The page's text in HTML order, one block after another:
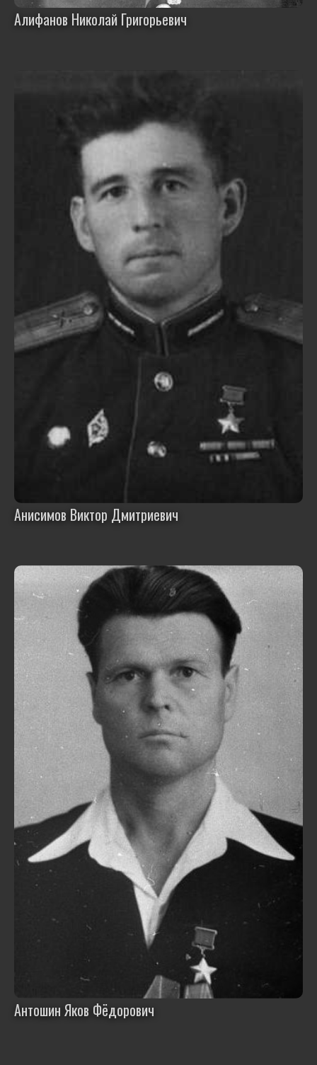
Алифанов Николай Григорьевич
Анисимов Виктор Дмитриевич
Антошин Яков Фёдорович